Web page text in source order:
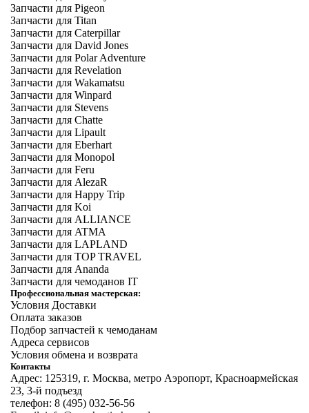
Запчасти для Pigeon
Запчасти для Titan
Запчасти для Caterpillar
Запчасти для David Jones
Запчасти для Polar Adventure
Запчасти для Revelation
Запчасти для Wakamatsu
Запчасти для Winpard
Запчасти для Stevens
Запчасти для Chatte
Запчасти для Lipault
Запчасти для Eberhart
Запчасти для Monopol
Запчасти для Feru
Запчасти для AlezaR
Запчасти для Happy Trip
Запчасти для Koi
Запчасти для ALLIANCE
Запчасти для ATMA
Запчасти для LAPLAND
Запчасти для TOP TRAVEL
Запчасти для Ananda
Запчасти для чемоданов IT
Профессиональная мастерская:
Условия Доставки
Оплата заказов
Подбор запчастей к чемоданам
Адреса сервисов
Условия обмена и возврата
Контакты
Адрес: 125319, г. Москва, метро Аэропорт, Красноармейская
23, 3-й подъезд
телефон: 8 (495) 032-56-56